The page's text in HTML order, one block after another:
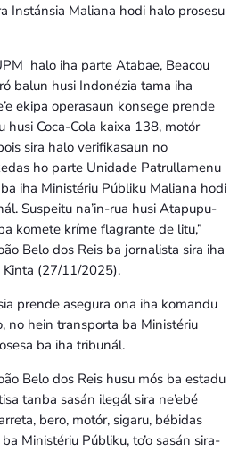
Instánsia Maliana hodi halo prosesu
halo iha parte Atabae, Beacou
balun husi Indonézia tama iha
ekipa operasaun konsege prende
husi Coca-Cola kaixa 138, motór
sira halo verifikasaun no
ho parte Unidade Patrullamenu
iha Ministériu Públiku Maliana hodi
Suspeitu na’in-rua husi Atapupu-
komete kríme flagrante de litu,”
Belo dos Reis ba jornalista sira iha
Kinta (27/11/2025).
prende asegura ona iha komandu
no hein transporta ba Ministériu
ba iha tribunál.
Belo dos Reis husu mós ba estadu
tanba sasán ilegál sira ne’ebé
bero, motór, sigaru, bébidas
Ministériu Públiku, to’o sasán sira-